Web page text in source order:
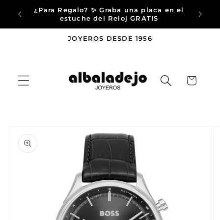
directamente
¿Para Regalo? ✨ Graba una placa en el
estuche del Reloj GRATIS
JOYEROS DESDE 1956
Carrito
a la
información